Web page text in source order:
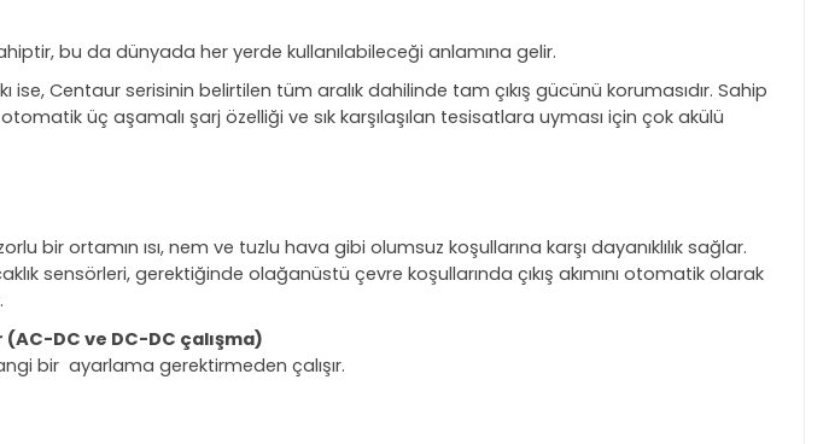
bu da dünyada her yerde kullanılabileceği anlamına gelir.
Centaur serisinin belirtilen tüm aralık dahilinde tam çıkış gücünü korumasıdır. Sahip
üç aşamalı şarj özelliği ve sık karşılaşılan tesisatlara uyması için çok akülü
bir ortamın ısı, nem ve tuzlu hava gibi olumsuz koşullarına karşı dayanıklılık sağlar.
sensörleri, gerektiğinde olağanüstü çevre koşullarında çıkış akımını otomatik olarak
DC ve DC-DC çalışma)
bir ayarlama gerektirmeden çalışır.